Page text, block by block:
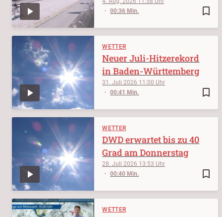
bookmark_border
00:36 Min.
WETTER
bookmark_border
31. Juli 2026 11:00
00:41 Min.
Neuer Juli-Hitzerekord
in Baden-Württemberg
WETTER
bookmark_border
28. Juli 2026 13:53
00:40 Min.
DWD erwartet bis zu 40
Grad am Donnerstag
WETTER